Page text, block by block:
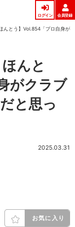
ログイン 会員登録
んとう】Vol.854「プロ自身が
んと
がクラブ
と思っ
2025.03.31
お気に入り